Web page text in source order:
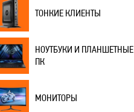
ТОНКИЕ КЛИЕНТЫ
НОУТБУКИ И ПЛАНШЕТНЫЕ
ПК
МОНИТОРЫ